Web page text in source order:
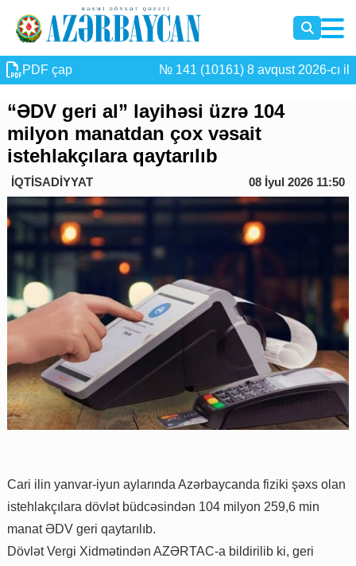
PDF çap № 141 (10161) 8 avqust 2026-cı il
“ƏDV geri al” layihəsi üzrə 104
milyon manatdan çox vəsait
istehlakçılara qaytarılıb
İQTİSADİYYAT 08 İyul 2026 11:50
Cari ilin yanvar-iyun aylarında Azərbaycanda fiziki şəxs olan
istehlakçılara dövlət büdcəsindən 104 milyon 259,6 min
manat ƏDV geri qaytarılıb.
Dövlət Vergi Xidmətindən AZƏRTAC-a bildirilib ki, geri